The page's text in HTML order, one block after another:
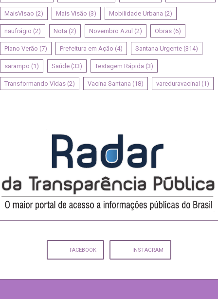
MaisVisao (2) Mais Visão (3) Mobilidade Urbana (2)
naufrágio (2) Nota (2) Novembro Azul (2) Obras (6)
Plano Verão (7) Prefeitura em Ação (4) Santana Urgente (314)
sarampo (1) Saúde (33) Testagem Rápida (3)
Transformando Vidas (2) Vacina Santana (18) vareduravacinal (1)
FACEBOOK INSTAGRAM